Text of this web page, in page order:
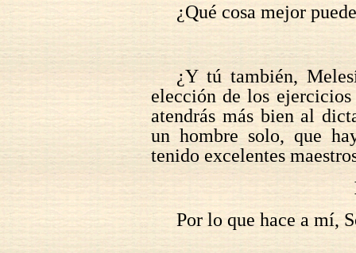
¿Qué cosa mejor
¿Y tú también,
elección de los
atendrás más bien al
un hombre solo, que
tenido excelentes
Por lo que hace a mí,